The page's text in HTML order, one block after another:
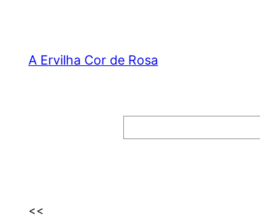
content
A Ervilha Cor de Rosa
<<